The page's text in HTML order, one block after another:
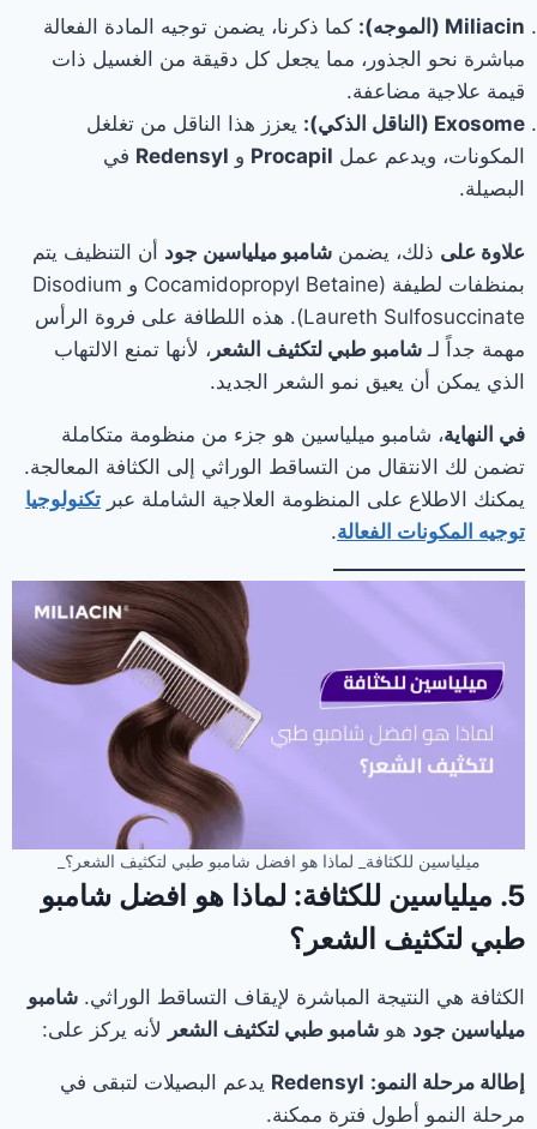
Miliacin (الموجه):
كما ذكرنا، يضمن توجيه المادة الفعالة
مباشرة نحو الجذور، مما يجعل كل دقيقة من الغسيل ذات
قيمة علاجية مضاعفة.
Exosome (الناقل الذكي):
يعزز هذا الناقل من تغلغل
المكونات، ويدعم عمل Procapil و Redensyl في
البصيلة.
علاوة على ذلك، يضمن شامبو ميلياسين جود أن التنظيف يتم
بمنظفات لطيفة (Cocamidopropyl Betaine و Disodium
Laureth Sulfosuccinate). هذه اللطافة على فروة الرأس
مهمة جداً لـ شامبو طبي لتكثيف الشعر ، لأنها تمنع الالتهاب
الذي يمكن أن يعيق نمو الشعر الجديد.
في النهاية، شامبو ميلياسين هو جزء من منظومة متكاملة
تضمن لك الانتقال من التساقط الوراثي إلى الكثافة المعالجة.
يمكنك الاطلاع على المنظومة العلاجية الشاملة عبر تكنولوجيا
توجيه المكونات الفعالة.
ميلياسين للكثافة_ لماذا هو افضل شامبو طبي لتكثيف الشعر؟_
5. ميلياسين للكثافة: لماذا هو افضل شامبو
طبي لتكثيف الشعر؟
الكثافة هي النتيجة المباشرة لإيقاف التساقط الوراثي. شامبو
ميلياسين جود هو شامبو طبي لتكثيف الشعر لأنه يركز على:
إطالة مرحلة النمو: Redensyl يدعم البصيلات لتبقى في
مرحلة النمو أطول فترة ممكنة.